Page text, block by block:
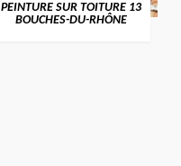
PEINTURE SUR TOITURE 13
BOUCHES-DU-RHÔNE